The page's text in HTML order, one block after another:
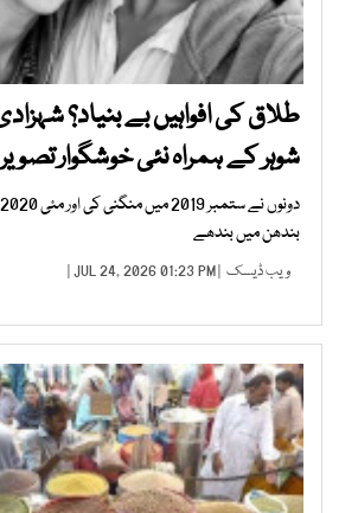
طلاق کی افواہیں بے بنیاد؟
شوہر کے ہمراہ نئی خوشگوار تصویر
بندھن میں بندھے
ویب ڈیسک | JUL 24, 2026 01:23 PM |